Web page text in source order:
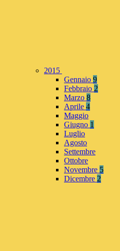
2015
Gennaio 9
Febbraio 2
Marzo 8
Aprile 4
Maggio
Giugno 1
Luglio
Agosto
Settembre
Ottobre
Novembre 5
Dicembre 2